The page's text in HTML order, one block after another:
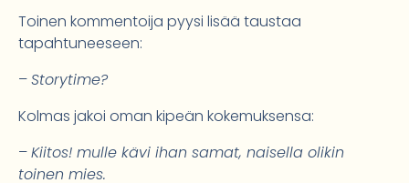
Toinen kommentoija pyysi lisää taustaa
tapahtuneeseen:
–Storytime?
Kolmas jakoi oman kipeän kokemuksensa:
–Kiitos! mulle kävi ihan samat, naisella olikin
toinen mies.